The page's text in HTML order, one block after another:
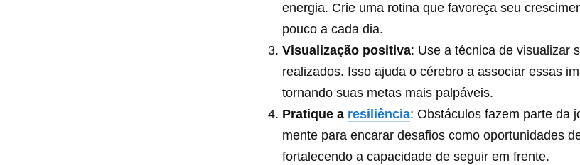
energia. Crie uma rotina que favoreça seu
pouco a cada dia.
Visualização positiva: Use a técnica de visualizar
realizados. Isso ajuda o cérebro a associar essas
tornando suas metas mais palpáveis.
Pratique a resiliência: Obstáculos fazem parte da
mente para encarar desafios como oportunidades
fortalecendo a capacidade de seguir em frente.